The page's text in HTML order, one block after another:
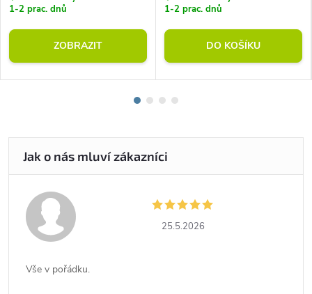
1-2 prac. dnů
ZOBRAZIT
1-2 prac. dnů
DO KOŠÍKU
25.5.2026
Vše v pořádku.